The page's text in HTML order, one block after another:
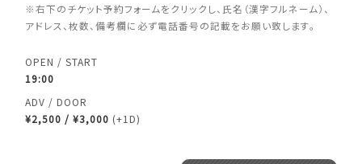
※右下のチケット予約フォームをクリックし、氏名（漢字フルネーム）、
アドレス、枚数、備考欄に必ず電話番号の記載をお願い致します。
OPEN / START
19:00
ADV / DOOR
¥2,500 / ¥3,000 (+1D)